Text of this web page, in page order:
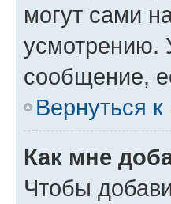
могут сами
усмотрению.
сообщение,
Вернуться к
Как мне
Чтобы